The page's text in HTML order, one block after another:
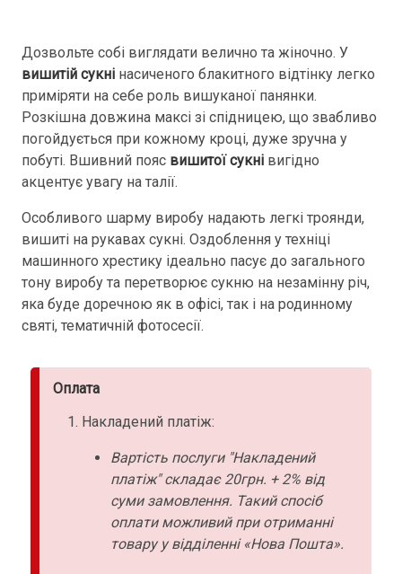
Дозвольте собі виглядати велично та жіночно. У
вишитій сукні насиченого блакитного відтінку легко
приміряти на себе роль вишуканої панянки.
Розкішна довжина максі зі спідницею, що звабливо
погойдується при кожному кроці, дуже зручна у
побуті. Вшивний пояс вишитої сукні вигідно
акцентує увагу на талії.
Особливого шарму виробу надають легкі троянди,
вишиті на рукавах сукні. Оздоблення у техніці
машинного хрестику ідеально пасує до загального
тону виробу та перетворює сукню на незамінну річ,
яка буде доречною як в офісі, так і на родинному
святі, тематичній фотосесії.
Оплата
Накладений платіж:
Вартість послуги "Накладений
платіж" складає 20грн. + 2% від
суми замовлення. Такий спосіб
оплати можливий при отриманні
товару у відділенні «Нова Пошта».